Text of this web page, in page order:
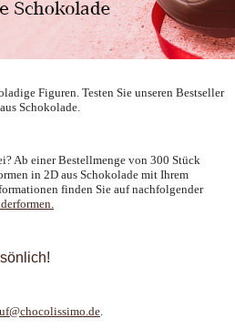
Figuren. Testen Sie unseren Bestseller
Schokolade.
Ab einer Bestellmenge von 300 Stück
in 2D aus Schokolade mit Ihrem
finden Sie auf nachfolgender